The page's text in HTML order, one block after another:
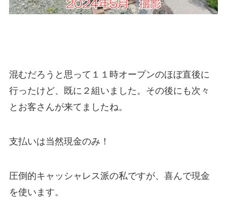
混むだろうと思って１１時オープンのほぼ直後に
行ったけど、既に２組いました。その後にも次々
とお客さんが来てましたね。
支払いは当然現金のみ！
圧倒的キャッシャレス派の私ですが、喜んで現金
を使います。